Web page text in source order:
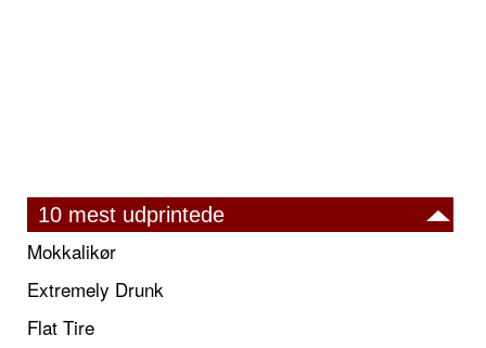
10 mest udprintede
Mokkalikør
Extremely Drunk
Flat Tire